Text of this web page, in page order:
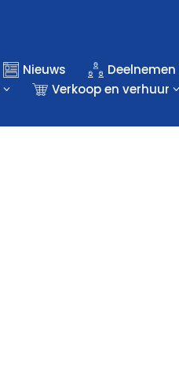
Nieuws Deelnemen
Verkoop en verhuur